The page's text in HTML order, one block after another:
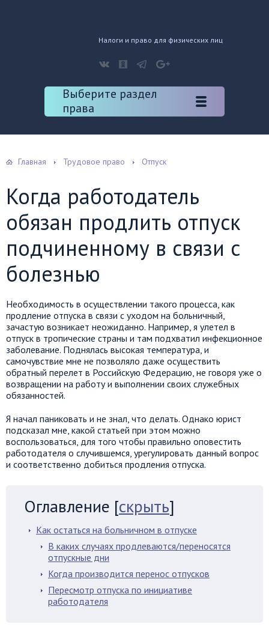
Налоги и право для физических лиц
Выберите раздел
права
Главная Трудовое право Отпуск
Когда работодатель
обязан продлить отпуск
подчиненному в связи с
болезнью
Необходимость в осуществлении такого процесса, как
продление отпуска в связи с уходом на больничный,
зачастую возникает неожиданно. Например, я улетел в
отпуск в тропические страны и там подхватил инфекционное
заболевание. Поднялась высокая температура, и
самочувствие мне не позволяло даже осуществить
обратный перелет в Российскую Федерацию, не говоря уже о
возвращении на работу и выполнении своих служебных
обязанностей.
Я начал паниковать и не знал, что делать. Однако юрист
подсказал мне, какой статьей при этом можно
воспользоваться, для того чтобы правильно оповестить
работодателя о случившемся, урегулировать данный вопрос
и соответственно добиться продления отпуска.
Оглавление [скрыть]
Как остаться на больничном в отпуске
В каких случаях продлеваются/переносятся
отпускные дни
Когда производится перенос отпусков
Пересмотр отпуска по инициативе
работодателя